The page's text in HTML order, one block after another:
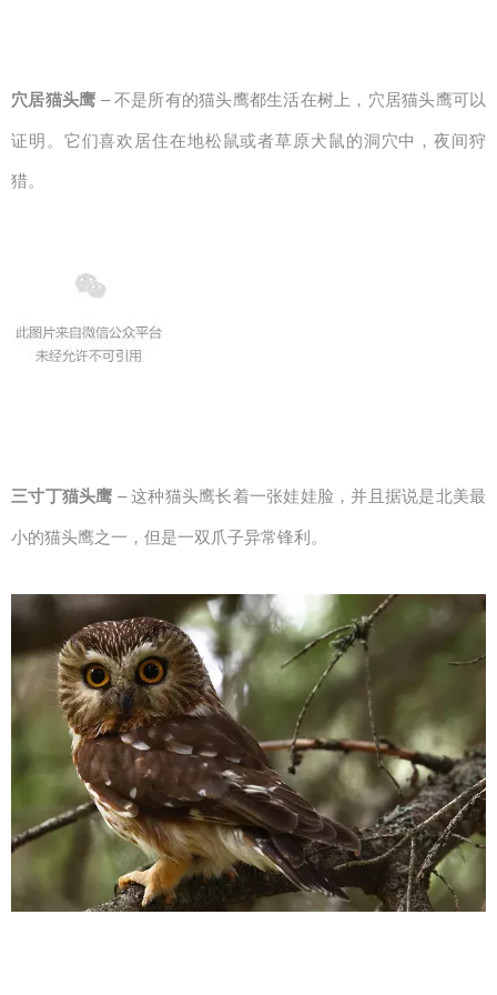
穴居猫头鹰 – 不是所有的猫头鹰都生活在树上，穴居猫头鹰可以
证明。它们喜欢居住在地松鼠或者草原犬鼠的洞穴中，夜间狩
猎。
三寸丁猫头鹰 – 这种猫头鹰长着一张娃娃脸，并且据说是北美最
小的猫头鹰之一，但是一双爪子异常锋利。